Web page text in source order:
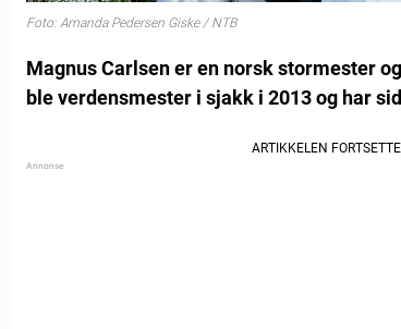
Foto: Amanda Pedersen Giske / NTB
Magnus Carlsen er en norsk stormester
ble verdensmester i sjakk i 2013 og har